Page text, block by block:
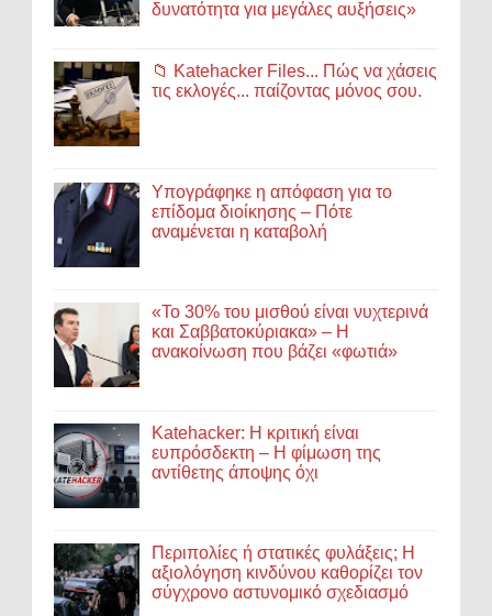
δυνατότητα για μεγάλες αυξήσεις»
📁 Katehacker Files... Πώς να χάσεις
τις εκλογές... παίζοντας μόνος σου.
Υπογράφηκε η απόφαση για το
επίδομα διοίκησης – Πότε
αναμένεται η καταβολή
«Το 30% του μισθού είναι νυχτερινά
και Σαββατοκύριακα» – Η
ανακοίνωση που βάζει «φωτιά»
Katehacker: Η κριτική είναι
ευπρόσδεκτη – Η φίμωση της
αντίθετης άποψης όχι
Περιπολίες ή στατικές φυλάξεις; Η
αξιολόγηση κινδύνου καθορίζει τον
σύγχρονο αστυνομικό σχεδιασμό